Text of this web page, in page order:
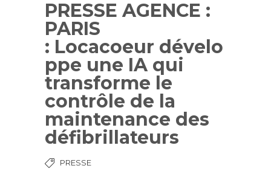
PRESSE AGENCE :
PARIS
: Locacoeur dévelo
ppe une IA qui
transforme le
contrôle de la
maintenance des
défibrillateurs
PRESSE